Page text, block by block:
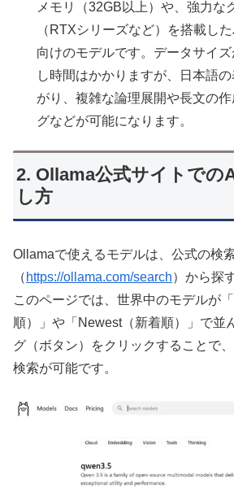
メモリ（32GB以上）や、強力な
（RTXシリーズなど）を搭載し
向けのモデルです。データサイ
し時間はかかりますが、日本語
がり、複雑な論理展開や長文の
グなどが可能になります。
2. Ollama公式サイトでの
し方
Ollamaで使えるモデルは、公式の検
（ https://ollama.com/search）から探
このページでは、世界中のモデルが
順）」や「Newest（新着順）」で並
グ（ボタン）をクリックすることで
検索が可能です。